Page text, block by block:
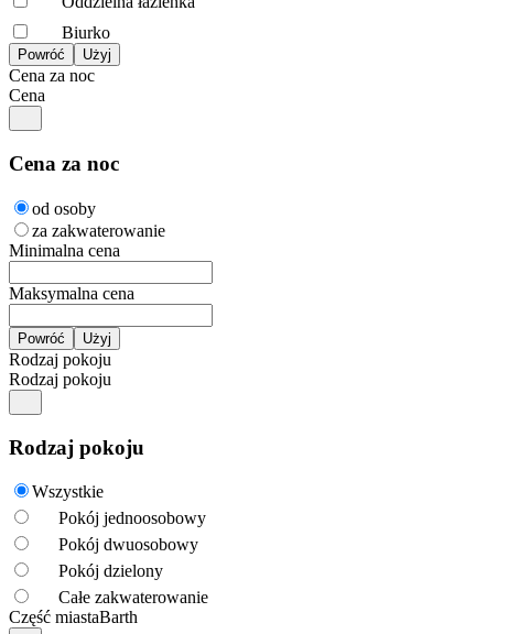
Biurko
Cena za noc
Cena
Cena za noc
od osoby
za zakwaterowanie
Minimalna cena
Maksymalna cena
Rodzaj pokoju
Rodzaj pokoju
Rodzaj pokoju
Wszystkie
Pokój jednoosobowy
Pokój dwuosobowy
Pokój dzielony
Całe zakwaterowanie
Część miastaBarth